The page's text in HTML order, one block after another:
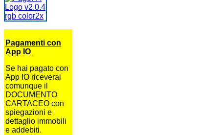
Pagamenti con
App IO
Se hai pagato con
App IO riceverai
comunque il
DOCUMENTO
CARTACEO con
spiegazioni e
dettaglio immobili
e addebiti.